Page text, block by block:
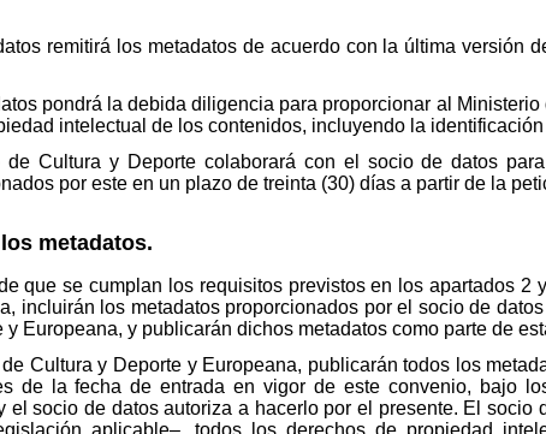
remitirá los metadatos de acuerdo con la última versión
pondrá la debida diligencia para proporcionar al Ministerio
intelectual de los contenidos, incluyendo la
Cultura y Deporte colaborará con el socio de datos
por este en un plazo de treinta (30) días a partir de la
metadatos.
que se cumplan los requisitos previstos en los apartados 2
incluirán los metadatos proporcionados por el socio de
y Europeana, y publicarán dichos metadatos como parte de
Cultura y Deporte y Europeana, publicarán todos los
de la fecha de entrada en vigor de este convenio, bajo
el socio de datos autoriza a hacerlo por el presente. El socio